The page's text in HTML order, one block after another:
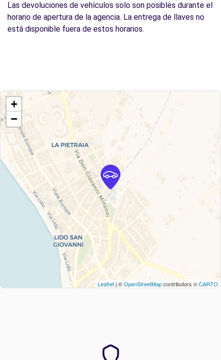
Las devoluciones de vehículos solo son posibles durante el
horario de apertura de la agencia. La entrega de llaves no
está disponible fuera de estos horarios.
+
−
Leaflet| ©OpenStreetMapcontributors ©CARTO